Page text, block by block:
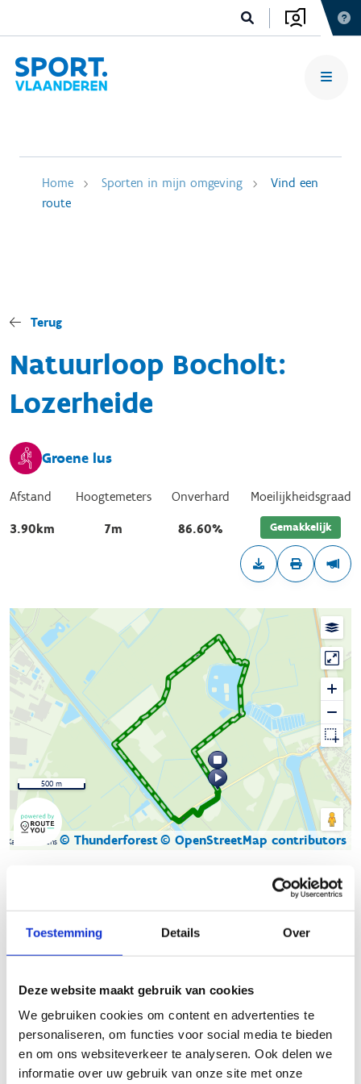
Toestemming Details Over
Deze website maakt gebruik van cookies
We gebruiken cookies om content en advertenties te
personaliseren, om functies voor social media te bieden
en om ons websiteverkeer te analyseren. Ook delen we
informatie over uw gebruik van onze site met onze
Home Sporten in mijn omgeving
Vind een
route
Terug
Natuurloop Bocholt:
Lozerheide
Groene lus
Afstand
3.90km
Hoogtemeters
7m
Onverhard
86.60%
Moeilijkheidsgraad
Gemakkelijk
Kaartgegevens © Thunderforest© OpenStreetMap contributors
500 m
Beschrijving van de route
De natuurloopLozerheide
start aan de parking van het
natuurgebied (Fabriekstraat z/n, 3950 Bocholt) en bestaat uit
en een blauwe lus van 7,28 km.
Het natuurgebied Lozerheide is ongeveer 210 hectare groot en
ligt in Bocholt. Het bestaat hoofdzakelijk uit loofbos,
afgewisseld met vijvers, unieke wateringen, graslandjes. Die